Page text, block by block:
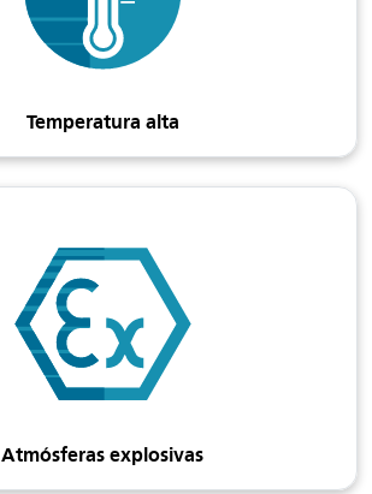
Temperatura alta
Atmósferas explosivas